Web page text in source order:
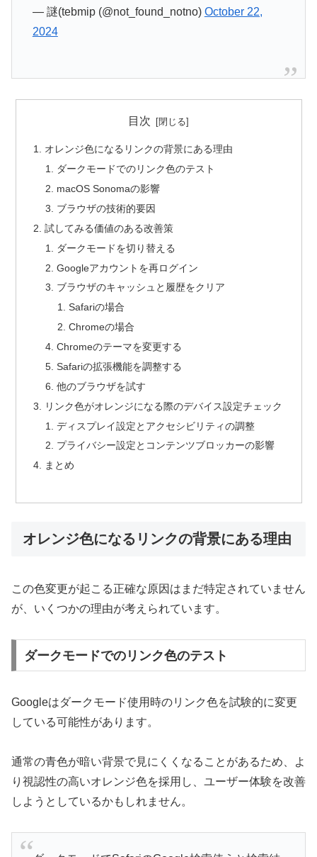
— 謎(tebmip (@not_found_notno) October 22,
2024
目次
オレンジ色になるリンクの背景にある理由
ダークモードでのリンク色のテスト
macOS Sonomaの影響
ブラウザの技術的要因
試してみる価値のある改善策
ダークモードを切り替える
Googleアカウントを再ログイン
ブラウザのキャッシュと履歴をクリア
Safariの場合
Chromeの場合
Chromeのテーマを変更する
Safariの拡張機能を調整する
他のブラウザを試す
リンク色がオレンジになる際のデバイス設定チェック
ディスプレイ設定とアクセシビリティの調整
プライバシー設定とコンテンツブロッカーの影響
まとめ
オレンジ色になるリンクの背景にある理由
この色変更が起こる正確な原因はまだ特定されていません
が、いくつかの理由が考えられています。
ダークモードでのリンク色のテスト
Googleはダークモード使用時のリンク色を試験的に変更
している可能性があります。
通常の青色が暗い背景で見にくくなることがあるため、よ
り視認性の高いオレンジ色を採用し、ユーザー体験を改善
しようとしているかもしれません。